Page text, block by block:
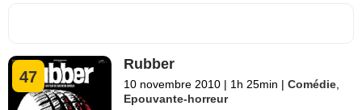
47
Rubber
10 novembre 2010 | 1h 25min | Comédie,
Epouvante-horreur